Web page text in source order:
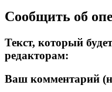
Сообщить об
Текст, который
редакторам:
Ваш комментарий